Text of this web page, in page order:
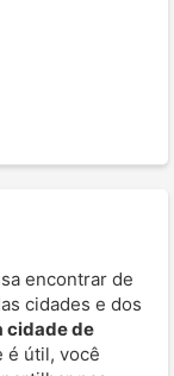
encontrar de
cidades e dos
cidade de
é útil, você